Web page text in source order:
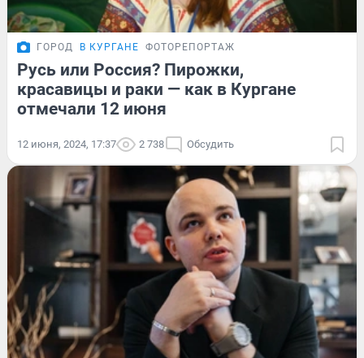
ГОРОД В КУРГАНЕ ФОТОРЕПОРТАЖ
Русь или Россия? Пирожки,
красавицы и раки — как в Кургане
отмечали 12 июня
12 июня, 2024, 17:37 2 738 Обсудить